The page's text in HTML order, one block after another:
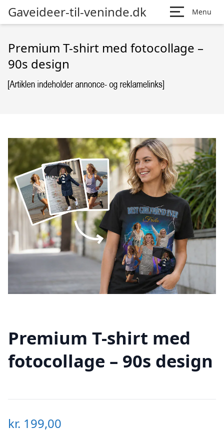
Gaveideer-til-veninde.dk Menu
Premium T-shirt med fotocollage –
90s design
Premium T-shirt med
fotocollage – 90s design
kr. 199,00